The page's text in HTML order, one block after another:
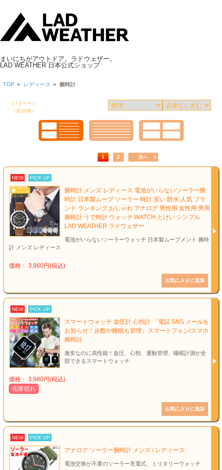
まいにちがアウトドア。ラドウェザー。
LAD WEATHER 日本公式ショップ
TOP > レディース > 腕時計
1 / 2ページ
（全33件）
1 2 次へ
NEW PICK UP
腕時計 メンズ レディース 電池がいらないソーラー腕
時計 日本製ムーブ ソーラー 時計 安い 防水 人気 ブラ
ンド ランキング おしゃれ アナログ 男性用 女性用 男用
腕時計 うで時計 ウォッチ WATCH とけい シンプル
LAD WEATHER ラドウェザー
電池がいらないソーラーウォッチ 日本製ムーブメント 腕時
計 メンズ レディース
価格： 3,960円(税込)
NEW PICK UP
スマートウォッチ 血圧計 心拍計 「電話 SNS メールを
お知らせ！歩数や睡眠も管理」スマートフォン/スマホ
腕時計
激安なのに高性能！血圧、心拍、運動管理、睡眠計測が全
部できるスマートウォッチ
価格： 3,980円(税込)
在庫切れ
NEW PICK UP
アナログ ソーラー腕時計 メンズ / レディース
電池交換が不要のソーラー充電式、ミリタリーウォッチ